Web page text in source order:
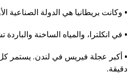
• وكانت بريطانيا هي الدولة الصناعية
• في انكلترا، والمياه الساخنة
دقيقة.